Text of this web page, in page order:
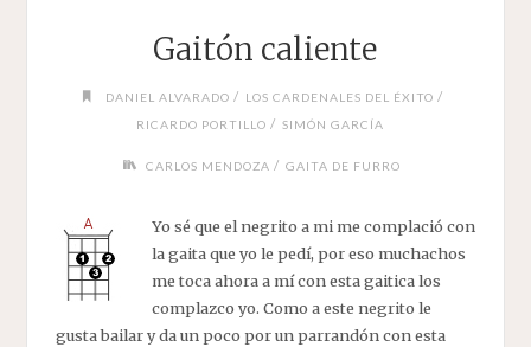
Gaitón caliente
DANIEL ALVARADO / LOS CARDENALES DEL ÉXITO /
RICARDO PORTILLO / SIMÓN GARCÍA
CARLOS MENDOZA / GAITA DE FURRO
Yo sé que el negrito a mi me complació con
la gaita que yo le pedí, por eso muchachos
me toca ahora a mí con esta gaitica los
complazco yo. Como a este negrito le
gusta bailar y da un poco por un parrandón con esta